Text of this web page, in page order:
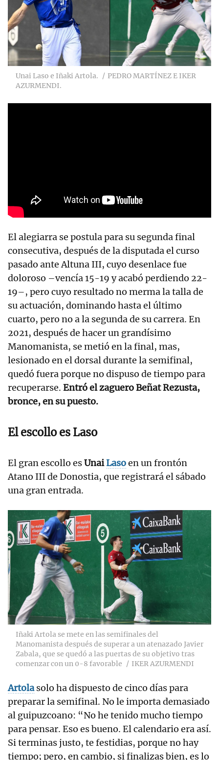
Unai Laso e Iñaki Artola.
PEDRO MARTÍNEZ E IKER
AZURMENDI.
El alegiarra se postula para su segunda final
consecutiva, después de la disputada el curso
pasado ante Altuna III, cuyo desenlace fue
doloroso –vencía 15-19 y acabó perdiendo 22-
19–, pero cuyo resultado no merma la talla de
su actuación, dominando hasta el último
cuarto, pero no a la segunda de su carrera. En
2021, después de hacer un grandísimo
Manomanista, se metió en la final, mas,
lesionado en el dorsal durante la semifinal,
quedó fuera porque no dispuso de tiempo para
recuperarse. Entró el zaguero Beñat Rezusta,
bronce, en su puesto.
El escollo es Laso
El gran escollo esUnaiLasoen un frontón
Atano III de Donostia, que registrará el sábado
una gran entrada.
Iñaki Artola se mete en las semifinales del
Manomanista después de superar a un atenazado Javier
Zabala, que se quedó a las puertas de su objetivo tras
comenzar con un 0-8 favorable
IKER AZURMENDI
Artolasolo ha dispuesto de cinco días para
preparar la semifinal. No le importa demasiado
al guipuzcoano: “No he tenido mucho tiempo
para pensar. Eso es bueno. El calendario era así.
Si terminas justo, te festidias, porque no hay
tiempo; pero, en cambio, si finalizas bien, es lo